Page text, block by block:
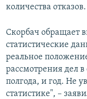
количества отказов.
Скорбач обращает
статистические
реальное
рассмотрения дел
полгода, и год. Не
статистике", –